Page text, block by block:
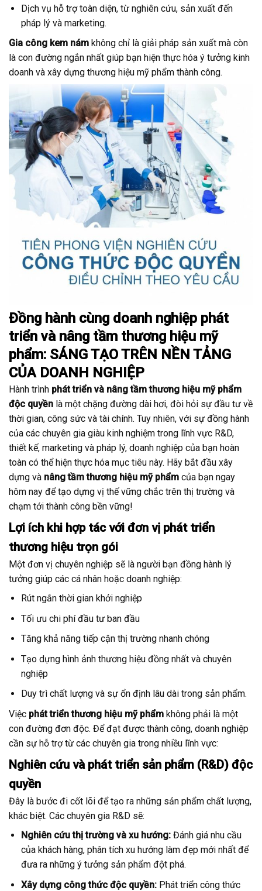
Dịch vụ hỗ trợ toàn diện, từ nghiên cứu, sản xuất đến
pháp lý và marketing.
Gia công kem nám không chỉ là giải pháp sản xuất mà còn
là con đường ngắn nhất giúp bạn hiện thực hóa ý tưởng kinh
doanh và xây dựng thương hiệu mỹ phẩm thành công.
Đồng hành cùng doanh nghiệp phát
triển và nâng tầm thương hiệu mỹ
phẩm: SÁNG TẠO TRÊN NỀN TẢNG
CỦA DOANH NGHIỆP
Hành trình phát triển và nâng tầm thương hiệu mỹ phẩm
độc quyền là một chặng đường dài hơi, đòi hỏi sự đầu tư về
thời gian, công sức và tài chính. Tuy nhiên, với sự đồng hành
của các chuyên gia giàu kinh nghiệm trong lĩnh vực R&D,
thiết kế, marketing và pháp lý, doanh nghiệp của bạn hoàn
toàn có thể hiện thực hóa mục tiêu này. Hãy bắt đầu xây
dựng và nâng tầm thương hiệu mỹ phẩm của bạn ngay
hôm nay để tạo dựng vị thế vững chắc trên thị trường và
chạm tới thành công bền vững!
Lợi ích khi hợp tác với đơn vị phát triển
thương hiệu trọn gói
Một đơn vị chuyên nghiệp sẽ là người bạn đồng hành lý
tưởng giúp các cá nhân hoặc doanh nghiệp:
Rút ngắn thời gian khởi nghiệp
Tối ưu chi phí đầu tư ban đầu
Tăng khả năng tiếp cận thị trường nhanh chóng
Tạo dựng hình ảnh thương hiệu đồng nhất và chuyên
nghiệp
Duy trì chất lượng và sự ổn định lâu dài trong sản phẩm.
Việc phát triển thương hiệu mỹ phẩm không phải là một
con đường đơn độc. Để đạt được thành công, doanh nghiệp
cần sự hỗ trợ từ các chuyên gia trong nhiều lĩnh vực:
Nghiên cứu và phát triển sản phẩm (R&D) độc
quyền
Đây là bước đi cốt lõi để tạo ra những sản phẩm chất lượng,
khác biệt. Các chuyên gia R&D sẽ:
Nghiên cứu thị trường và xu hướng:Đánh giá nhu cầu
của khách hàng, phân tích xu hướng làm đẹp mới nhất để
đưa ra những ý tưởng sản phẩm đột phá.
Xây dựng công thức độc quyền:Phát triển công thức